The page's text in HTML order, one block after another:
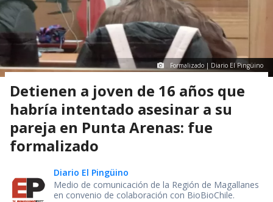
Formalizado | Diario El Pingüino
Detienen a joven de 16 años que
habría intentado asesinar a su
pareja en Punta Arenas: fue
formalizado
Diario El Pingüino
Medio de comunicación de la Región de Magallanes
en convenio de colaboración con BioBioChile.